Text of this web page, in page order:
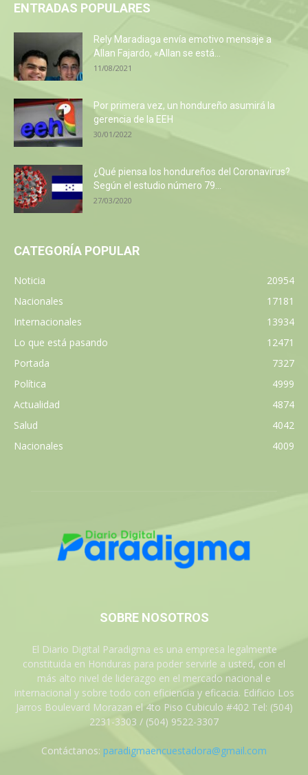
ENTRADAS POPULARES
Rely Maradiaga envía emotivo mensaje a
Allan Fajardo, «Allan se está...
11/08/2021
Por primera vez, un hondureño asumirá la
gerencia de la EEH
30/01/2022
¿Qué piensa los hondureños del Coronavirus?
Según el estudio número 79...
27/03/2020
CATEGORÍA POPULAR
Noticia
20954
Nacionales
17181
Internacionales
13934
Lo que está pasando
12471
Portada
7327
Política
4999
Actualidad
4874
Salud
4042
Nacionales
4009
SOBRE NOSOTROS
El Diario Digital Paradigma es una empresa legalmente
constituida en Honduras para poder servirle a usted, con el
más alto nivel de liderazgo en el mercado nacional e
internacional y sobre todo con eficiencia y eficacia. Edificio Los
Jarros Boulevard Morazan el 4to Piso Cubiculo #402 Tel: (504)
2231-3303 / (504) 9522-3307
Contáctanos: paradigmaencuestadora@gmail.com